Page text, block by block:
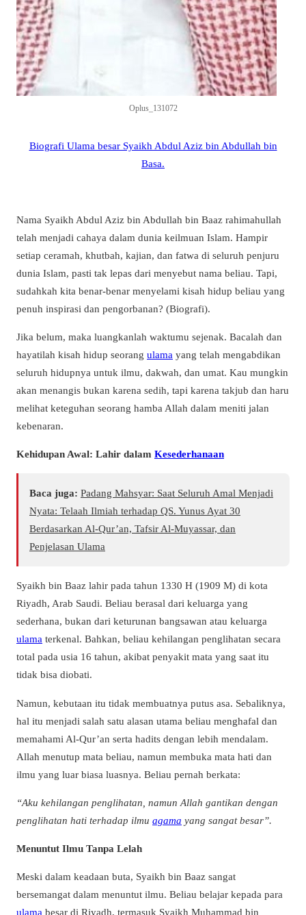
Oplus_131072
Biografi Ulama besar Syaikh Abdul Aziz bin Abdullah bin
Basa.
Nama Syaikh Abdul Aziz bin Abdullah bin Baaz rahimahullah
telah menjadi cahaya dalam dunia keilmuan Islam. Hampir
setiap ceramah, khutbah, kajian, dan fatwa di seluruh penjuru
dunia Islam, pasti tak lepas dari menyebut nama beliau. Tapi,
sudahkah kita benar-benar menyelami kisah hidup beliau yang
penuh inspirasi dan pengorbanan? (Biografi).
Jika belum, maka luangkanlah waktumu sejenak. Bacalah dan
hayatilah kisah hidup seorang ulama yang telah mengabdikan
seluruh hidupnya untuk ilmu, dakwah, dan umat. Kau mungkin
akan menangis bukan karena sedih, tapi karena takjub dan haru
melihat keteguhan seorang hamba Allah dalam meniti jalan
kebenaran.
Kehidupan Awal: Lahir dalam Kesederhanaan
Baca juga: Padang Mahsyar: Saat Seluruh Amal Menjadi
Nyata: Telaah Ilmiah terhadap QS. Yunus Ayat 30
Berdasarkan Al-Qur’an, Tafsir Al-Muyassar, dan
Penjelasan Ulama
Syaikh bin Baaz lahir pada tahun 1330 H (1909 M) di kota
Riyadh, Arab Saudi. Beliau berasal dari keluarga yang
sederhana, bukan dari keturunan bangsawan atau keluarga
ulama terkenal. Bahkan, beliau kehilangan penglihatan secara
total pada usia 16 tahun, akibat penyakit mata yang saat itu
tidak bisa diobati.
Namun, kebutaan itu tidak membuatnya putus asa. Sebaliknya,
hal itu menjadi salah satu alasan utama beliau menghafal dan
memahami Al-Qur’an serta hadits dengan lebih mendalam.
Allah menutup mata beliau, namun membuka mata hati dan
ilmu yang luar biasa luasnya. Beliau pernah berkata:
“Aku kehilangan penglihatan, namun Allah gantikan dengan
penglihatan hati terhadap ilmu agama yang sangat besar”.
Menuntut Ilmu Tanpa Lelah
Meski dalam keadaan buta, Syaikh bin Baaz sangat
bersemangat dalam menuntut ilmu. Beliau belajar kepada para
ulama besar di Riyadh, termasuk Syaikh Muhammad bin